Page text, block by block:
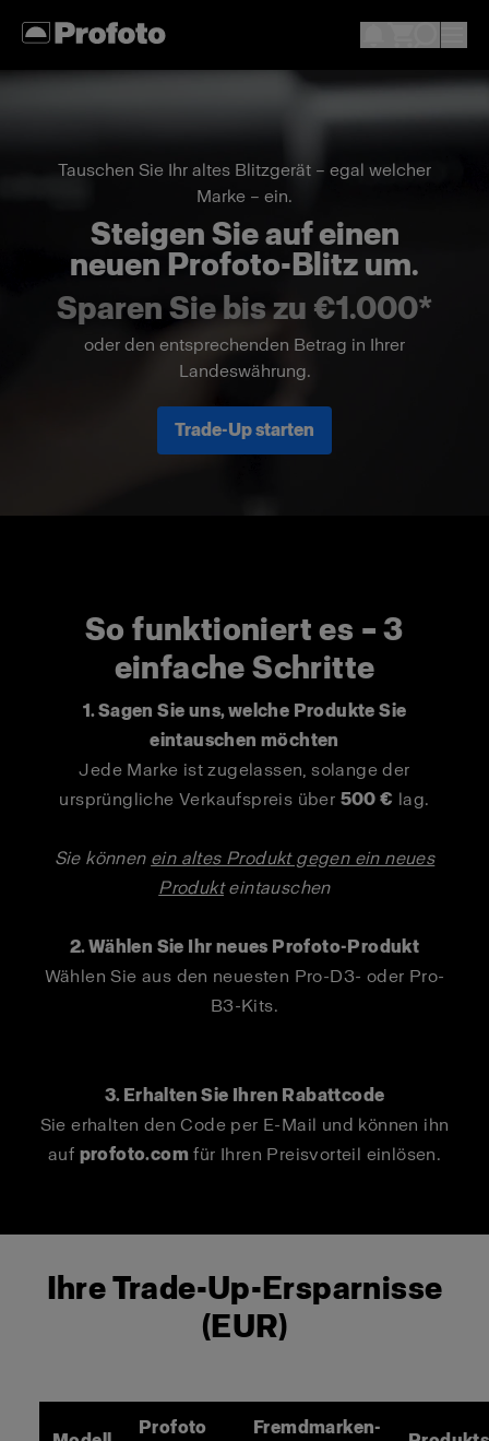
Tauschen Sie Ihr altes Blitzgerät – egal welcher
Marke – ein.
Steigen Sie auf einen
neuen Profoto-Blitz um.
Sparen Sie bis zu €1.000*
oder den entsprechenden Betrag in Ihrer
Landeswährung.
Trade-Up starten
So funktioniert es – 3
einfache Schritte
1. Sagen Sie uns, welche Produkte Sie
eintauschen möchten
Jede Marke ist zugelassen, solange der
ursprüngliche Verkaufspreis über 500 € lag.
Sie können ein altes Produkt gegen ein neues
Produkteintauschen
2. Wählen Sie Ihr neues Profoto-Produkt
Wählen Sie aus den neuesten Pro-D3- oder Pro-
B3-Kits.
3. Erhalten Sie Ihren Rabattcode
Sie erhalten den Code per E-Mail und können ihn
auf profoto.com für Ihren Preisvorteil einlösen.
Ihre Trade-Up-Ersparnisse
(EUR)
Profoto
Fremdmarken-